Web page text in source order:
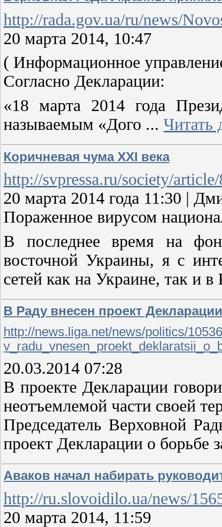
http://rada.gov.ua/ru/news/
20 марта 2014, 10:47
( Информационное
Согласно Декларации:
«18 марта 2014 года
называемым «Дого ... Читать
Коричневая чума XXI века
http://svpressa.ru/society/
20 марта 2014 года 11:30 |
Пораженное вирусом
В последнее время на
восточной Украины, я с
сетей как на Украине, так и
В Раду внесен проект
http://news.liga.net/news/politics/
20.03.2014 07:28
В проекте Декларации
неотъемлемой части своей
Председатель Верховной
проект Декларации о борьбе
Аваков начал набирать
http://ru.slovoidilo.ua/news/
20 марта 2014, 11:59